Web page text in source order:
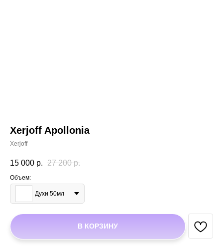
Xerjoff Apollonia
Xerjoff
15 000 р. 27 200 р.
Объем:
Духи 50мл
В КОРЗИНУ